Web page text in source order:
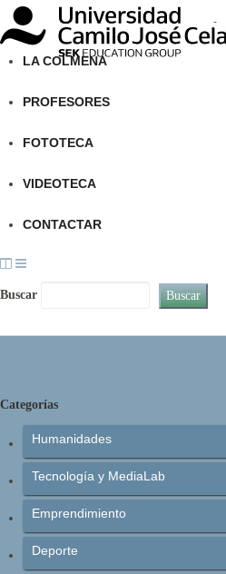
Universidad
Camilo
José
Cela
LA COLMENA
PROFESORES
FOTOTECA
VIDEOTECA
CONTACTAR
Buscar
Categorías
Humanidades
Tecnología y MediaLab
Emprendimiento
Deporte